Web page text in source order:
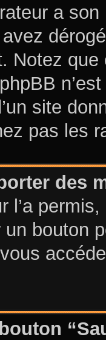
a
Notez que
site
pas les
des
l’a
bouton